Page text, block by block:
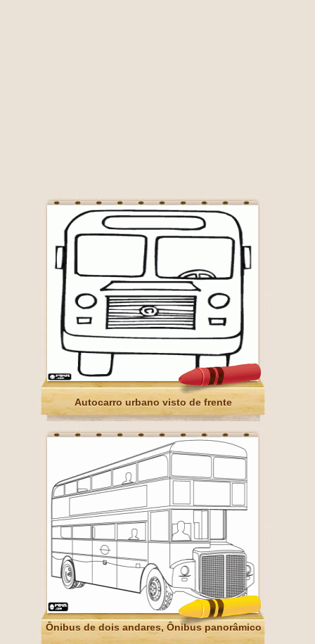
Autocarro urbano visto de frente
Ônibus de dois andares, Ônibus panorâmico